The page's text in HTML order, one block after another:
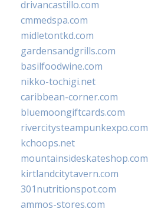
drivancastillo.com
cmmedspa.com
midletontkd.com
gardensandgrills.com
basilfoodwine.com
nikko-tochigi.net
caribbean-corner.com
bluemoongiftcards.com
rivercitysteampunkexpo.com
kchoops.net
mountainsideskateshop.com
kirtlandcitytavern.com
301nutritionspot.com
ammos-stores.com